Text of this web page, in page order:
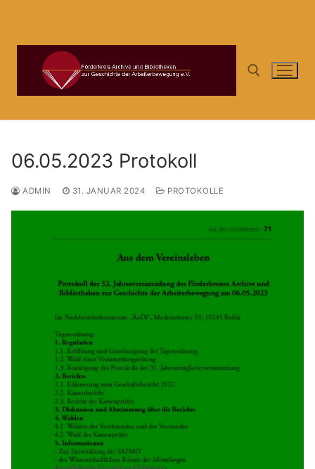
Inhalt
springen
06.05.2023 Protokoll
ADMIN 31. JANUAR 2024 PROTOKOLLE